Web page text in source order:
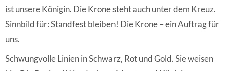
ist unsere Königin. Die Krone steht auch unter dem Kreuz.
Sinnbild für: Standfest bleiben! Die Krone – ein Auftrag für
uns.
Schwungvolle Linien in Schwarz, Rot und Gold. Sie weisen